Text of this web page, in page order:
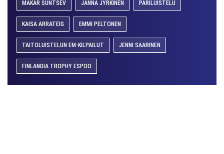
MAKAR SUNTSEV JANNA JYRKINEN PARILUISTELU
KAISA ARRATEIG EMMI PELTONEN
TAITOLUISTELUN EM-KILPAILUT JENNI SAARINEN
FINLANDIA TROPHY ESPOO